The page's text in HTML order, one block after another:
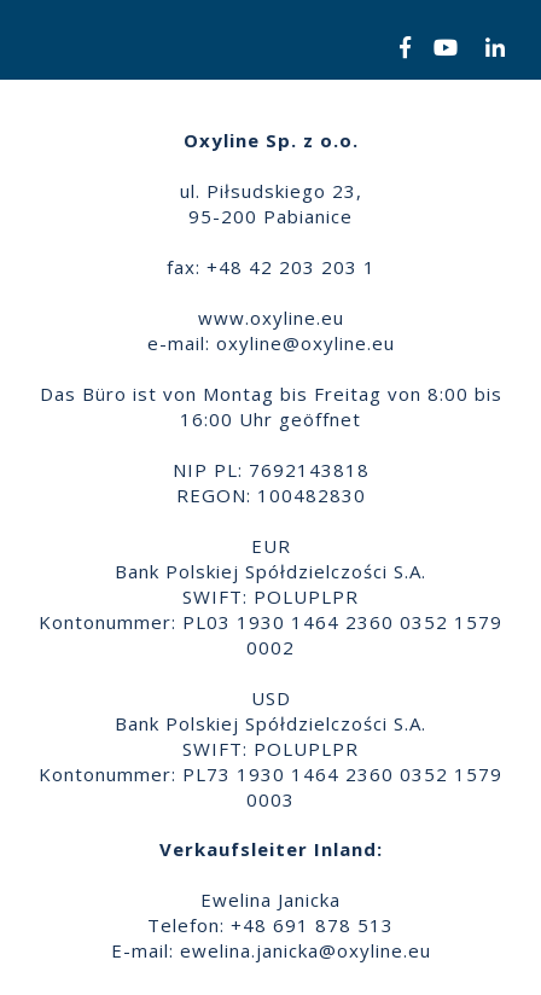
Oxyline Sp. z o.o.
ul. Piłsudskiego 23,
95-200 Pabianice
fax: +48 42 203 203 1
www.oxyline.eu
e-mail: oxyline@oxyline.eu
Das Büro ist von Montag bis Freitag von 8:00 bis
16:00 Uhr geöffnet
NIP PL: 7692143818
REGON: 100482830
EUR
Bank Polskiej Spółdzielczości S.A.
SWIFT: POLUPLPR
Kontonummer: PL03 1930 1464 2360 0352 1579
0002
USD
Bank Polskiej Spółdzielczości S.A.
SWIFT: POLUPLPR
Kontonummer: PL73 1930 1464 2360 0352 1579
0003
Verkaufsleiter Inland:
Ewelina Janicka
Telefon: +48 691 878 513
E-mail: ewelina.janicka@oxyline.eu